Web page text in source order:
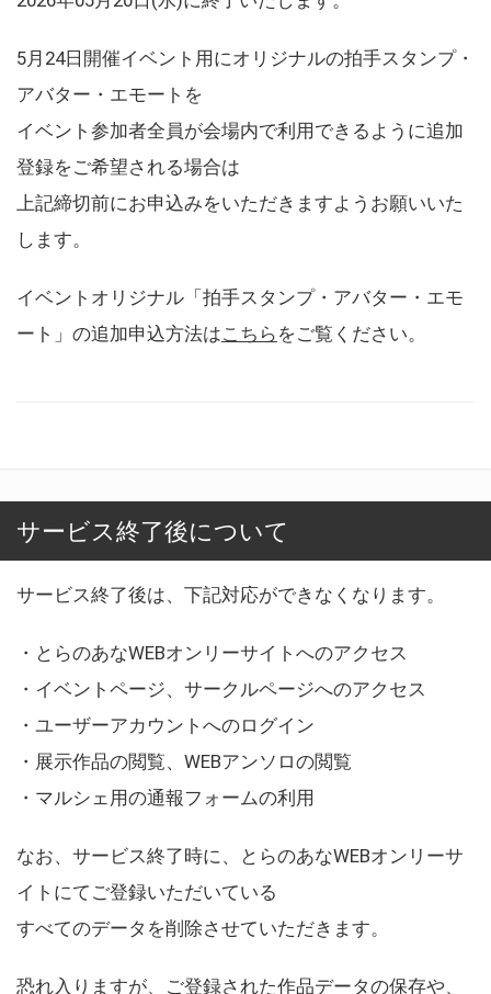
5月24日開催イベント用にオリジナルの拍手スタンプ・
アバター・エモートを
イベント参加者全員が会場内で利用できるように追加
登録をご希望される場合は
上記締切前にお申込みをいただきますようお願いいた
します。
イベントオリジナル「拍手スタンプ・アバター・エモ
ート」の追加申込方法はこちら をご覧ください。
サービス終了後について
サービス終了後は、下記対応ができなくなります。
・とらのあなWEBオンリーサイトへのアクセス
・イベントページ、サークルページへのアクセス
・ユーザーアカウントへのログイン
・展示作品の閲覧、WEBアンソロの閲覧
・マルシェ用の通報フォームの利用
なお、サービス終了時に、とらのあなWEBオンリーサ
イトにてご登録いただいている
すべてのデータを削除させていただきます。
恐れ入りますが、ご登録された作品データの保存や、